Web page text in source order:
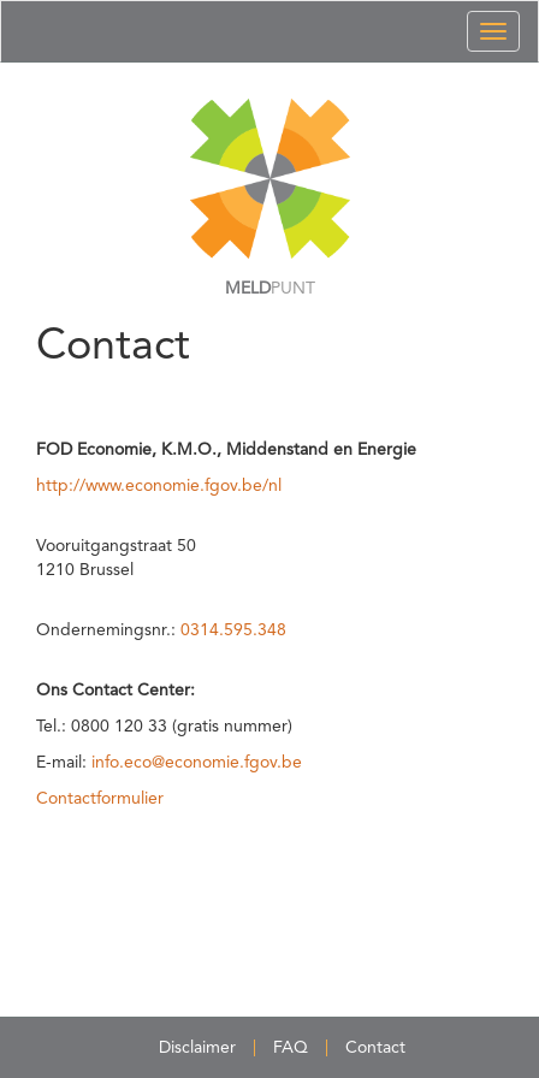
MELDPUNT
Contact
FOD Economie, K.M.O., Middenstand en Energie
http://www.economie.fgov.be/nl
Vooruitgangstraat 50
1210 Brussel
Ondernemingsnr.: 0314.595.348
Ons Contact Center:
Tel.: 0800 120 33 (gratis nummer)
E-mail: info.eco@economie.fgov.be
Contactformulier
Disclaimer FAQ Contact